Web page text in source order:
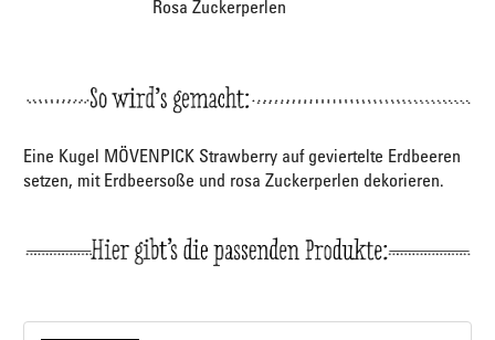
Rosa Zuckerperlen
Eine Kugel MÖVENPICK Strawberry auf geviertelte Erdbeeren
setzen, mit Erdbeersoße und rosa Zuckerperlen dekorieren.